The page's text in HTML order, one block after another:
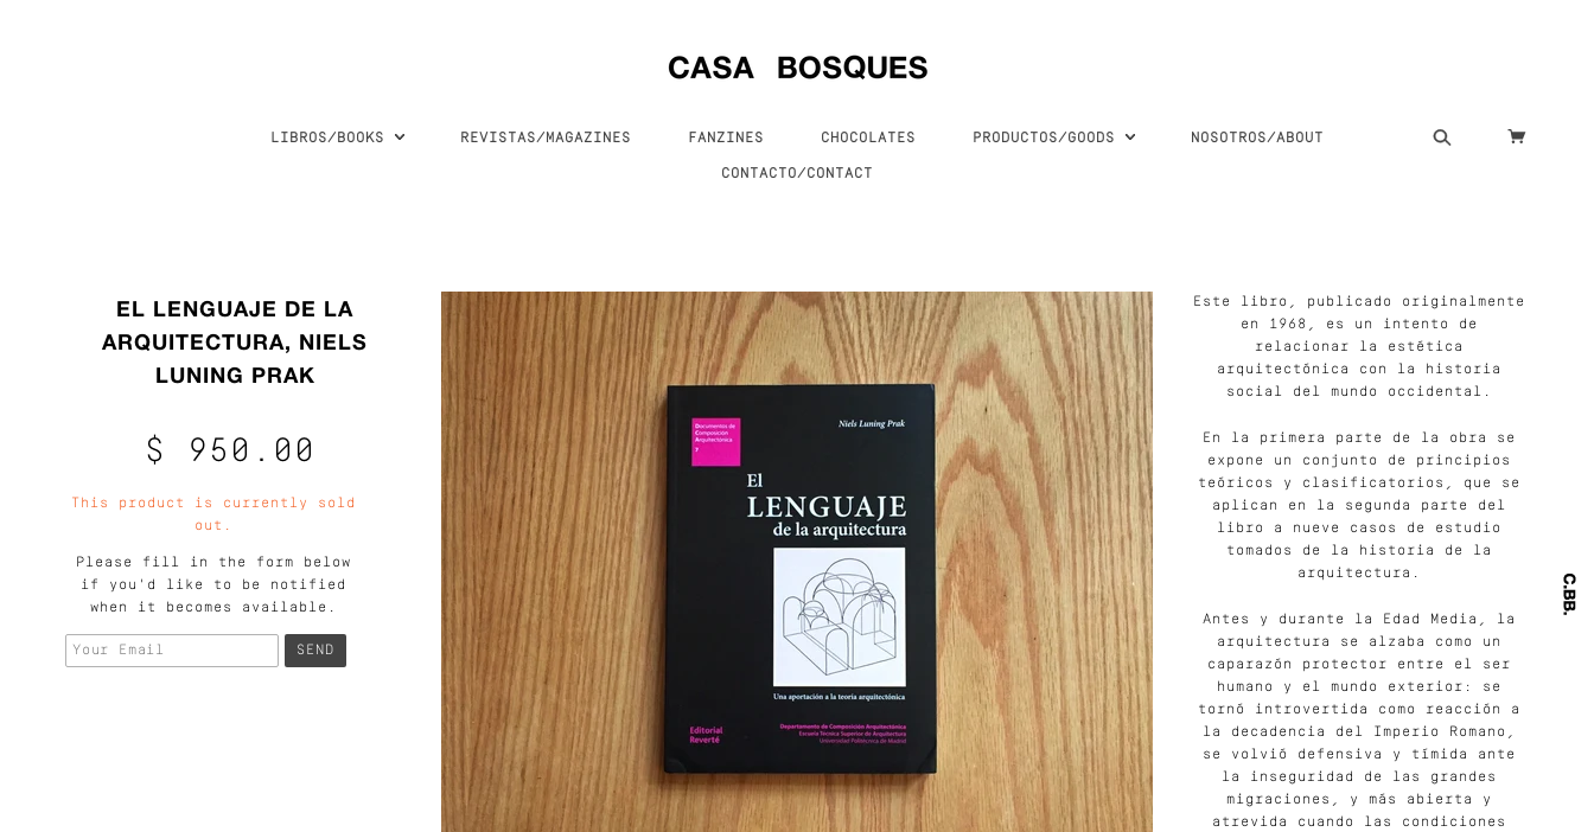
LIBROS/BOOKS REVISTAS/MAGAZINES FANZINES CHOCOLATES PRODUCTOS/GOODS NOSOTROS/ABOUT
CONTACTO/CONTACT
EL LENGUAJE DE LA
ARQUITECTURA, NIELS
LUNING PRAK
$ 950.00
This product is currently sold
out.
Please fill in the form below
if you'd like to be notified
when it becomes available.
Este libro, publicado originalmente
en 1968, es un intento de
relacionar la estética
arquitectónica con la historia
social del mundo occidental.
En la primera parte de la obra se
expone un conjunto de principios
teóricos y clasificatorios, que se
aplican en la segunda parte del
libro a nueve casos de estudio
tomados de la historia de la
arquitectura.
Antes y durante la Edad Media, la
arquitectura se alzaba como un
caparazón protector entre el ser
humano y el mundo exterior: se
tornó introvertida como reacción a
la decadencia del Imperio Romano,
se volvió defensiva y tímida ante
la inseguridad de las grandes
migraciones, y más abierta y
atrevida cuando las condiciones